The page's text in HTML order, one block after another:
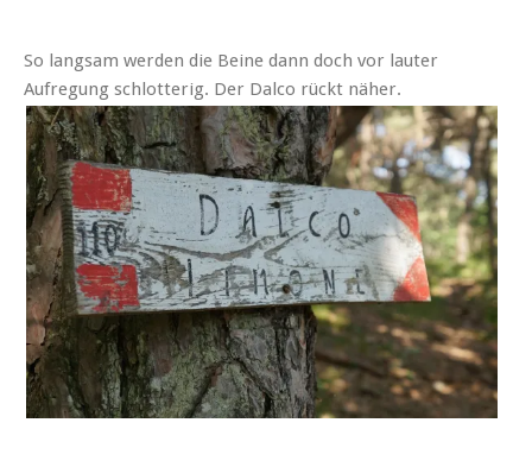
So langsam werden die Beine dann doch vor lauter
Aufregung schlotterig. Der Dalco rückt näher.